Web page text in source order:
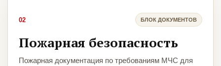
02 БЛОК ДОКУМЕНТОВ
Пожарная безопасность
Пожарная документация по требованиям МЧС для